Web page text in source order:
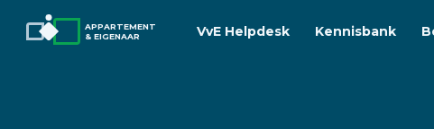
APPARTEMENT
& EIGENAAR
VvE Helpdesk Kennisbank